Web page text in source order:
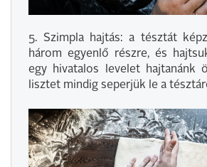
5. Szimpla hajtás: a tésztát
három egyenlő részre, és
egy hivatalos levelet hajtanánk
lisztet mindig seperjük le a